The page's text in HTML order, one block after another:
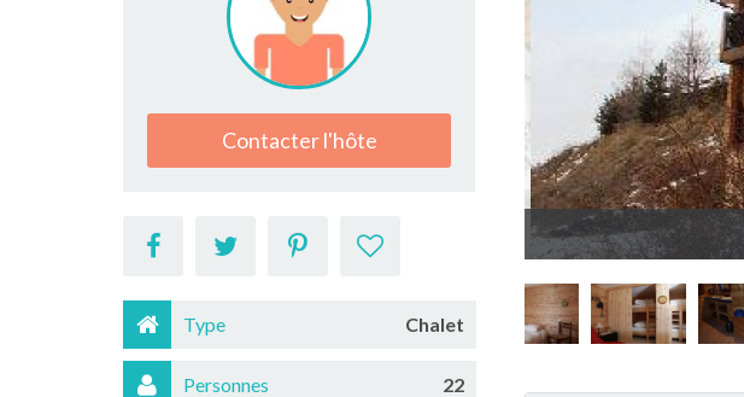
Contacter l'hôte
Type Chalet
Personnes 22